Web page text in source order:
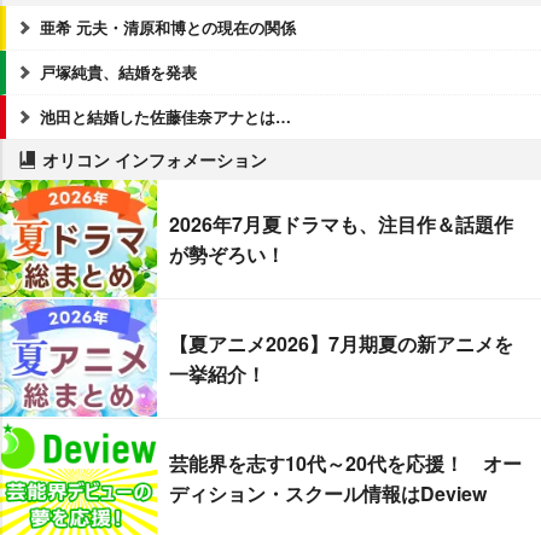
亜希 元夫・清原和博との現在の関係
戸塚純貴、結婚を発表
池田と結婚した佐藤佳奈アナとは…
オリコン インフォメーション
2026年7月夏ドラマも、注目作＆話題作
が勢ぞろい！
【夏アニメ2026】7月期夏の新アニメを
一挙紹介！
芸能界を志す10代～20代を応援！ オー
ディション・スクール情報はDeview